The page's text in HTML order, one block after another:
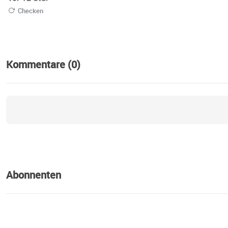
Checken
Kommentare (0)
Abonnenten